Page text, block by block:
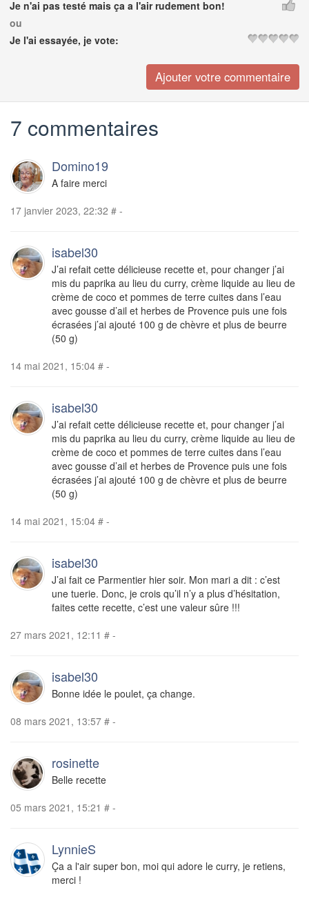
Je n'ai pas testé mais ça a l'air rudement bon!
ou
Je l'ai essayée, je vote:
7 commentaires
Domino19
A faire merci
17 janvier 2023, 22:32 # -
isabel30
J’ai refait cette délicieuse recette et, pour changer j’ai
mis du paprika au lieu du curry, crème liquide au lieu de
crème de coco et pommes de terre cuites dans l’eau
avec gousse d’ail et herbes de Provence puis une fois
écrasées j’ai ajouté 100 g de chèvre et plus de beurre
(50 g)
14 mai 2021, 15:04 # -
isabel30
J’ai refait cette délicieuse recette et, pour changer j’ai
mis du paprika au lieu du curry, crème liquide au lieu de
crème de coco et pommes de terre cuites dans l’eau
avec gousse d’ail et herbes de Provence puis une fois
écrasées j’ai ajouté 100 g de chèvre et plus de beurre
(50 g)
14 mai 2021, 15:04 # -
isabel30
J’ai fait ce Parmentier hier soir. Mon mari a dit : c’est
une tuerie. Donc, je crois qu’il n’y a plus d’hésitation,
faites cette recette, c’est une valeur sûre !!!
27 mars 2021, 12:11 # -
isabel30
Bonne idée le poulet, ça change.
08 mars 2021, 13:57 # -
rosinette
Belle recette
05 mars 2021, 15:21 # -
LynnieS
Ça a l'air super bon, moi qui adore le curry, je retiens,
merci !